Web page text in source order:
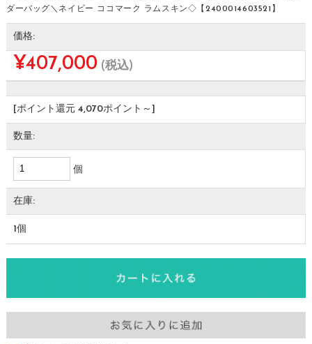
ダーバッグ＼ネイビー ココマーク ラムスキン◇【2400014603521】
価格:
¥407,000 (税込)
[ポイント還元 4,070ポイント～]
数量:
個
在庫:
1個